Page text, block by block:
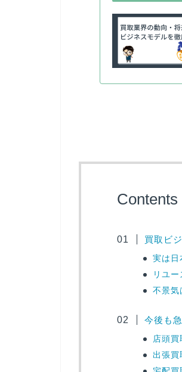
Contents
買取ビ
実は日
リユ
不景気
今後も
店頭買
出張買